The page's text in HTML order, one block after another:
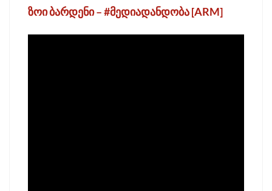
ზოი ბარდენი – #მედიადანდობა [ARM]